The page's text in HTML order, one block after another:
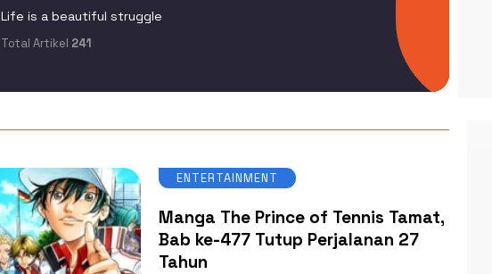
Life is a beautiful struggle
Total Artikel 241
ENTERTAINMENT
Manga The Prince of Tennis Tamat,
Bab ke-477 Tutup Perjalanan 27
Tahun